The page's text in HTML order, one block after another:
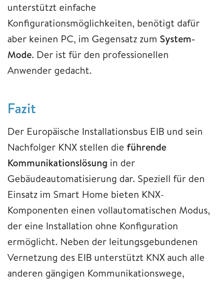
unterstützt einfache
Konfigurationsmöglichkeiten, benötigt dafür
aber keinen PC, im Gegensatz zum System-
Mode. Der ist für den professionellen
Anwender gedacht.
Fazit
Der Europäische Installationsbus EIB und sein
Nachfolger KNX stellen die führende
Kommunikationslösung in der
Gebäudeautomatisierung dar. Speziell für den
Einsatz im Smart Home bieten KNX-
Komponenten einen vollautomatischen Modus,
der eine Installation ohne Konfiguration
ermöglicht. Neben der leitungsgebundenen
Vernetzung des EIB unterstützt KNX auch alle
anderen gängigen Kommunikationswege,